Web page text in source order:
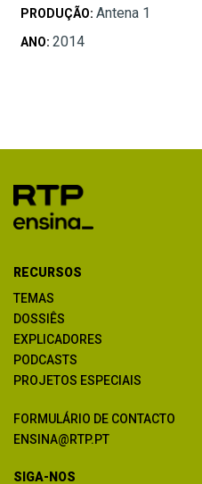
PRODUÇÃO: Antena 1
ANO: 2014
RECURSOS
TEMAS
DOSSIÊS
EXPLICADORES
PODCASTS
PROJETOS ESPECIAIS
FORMULÁRIO DE CONTACTO
ENSINA@RTP.PT
SIGA-NOS